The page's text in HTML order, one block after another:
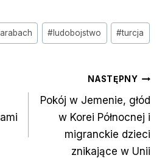
#ludobojstwo #turcja
NASTĘPNY
Pokój w Jemenie, głód
w Korei Północnej i
migranckie dzieci
znikające w Unii